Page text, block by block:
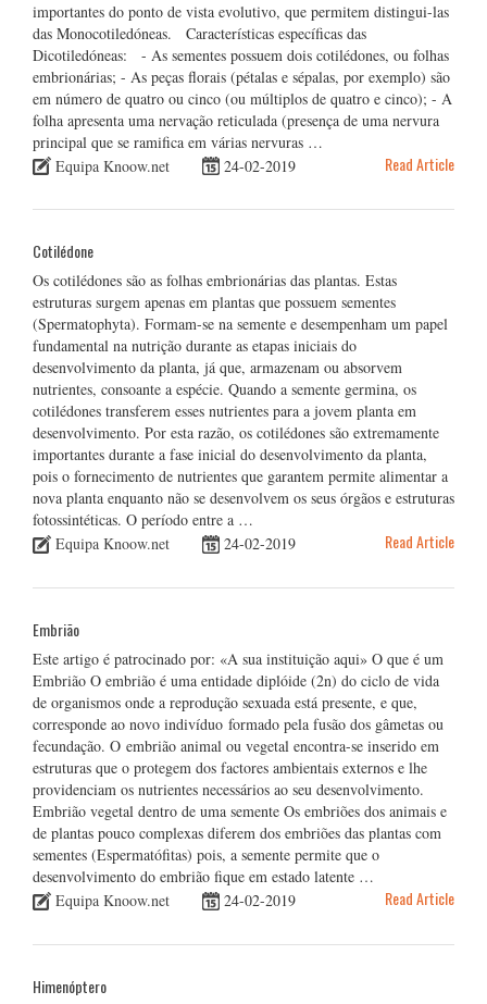
importantes do ponto de vista evolutivo, que permitem distingui-las
das Monocotiledóneas. Características específicas das
Dicotiledóneas: - As sementes possuem dois cotilédones, ou folhas
embrionárias; - As peças florais (pétalas e sépalas, por exemplo) são
em número de quatro ou cinco (ou múltiplos de quatro e cinco); - A
folha apresenta uma nervação reticulada (presença de uma nervura
principal que se ramifica em várias nervuras …
Equipa Knoow.net
24-02-2019 Read Article
Cotilédone
Os cotilédones são as folhas embrionárias das plantas. Estas
estruturas surgem apenas em plantas que possuem sementes
(Spermatophyta). Formam-se na semente e desempenham um papel
fundamental na nutrição durante as etapas iniciais do
desenvolvimento da planta, já que, armazenam ou absorvem
nutrientes, consoante a espécie. Quando a semente germina, os
cotilédones transferem esses nutrientes para a jovem planta em
desenvolvimento. Por esta razão, os cotilédones são extremamente
importantes durante a fase inicial do desenvolvimento da planta,
pois o fornecimento de nutrientes que garantem permite alimentar a
nova planta enquanto não se desenvolvem os seus órgãos e estruturas
fotossintéticas. O período entre a …
Equipa Knoow.net
24-02-2019 Read Article
Embrião
Este artigo é patrocinado por: «A sua instituição aqui» O que é um
Embrião O embrião é uma entidade diplóide (2n) do ciclo de vida
de organismos onde a reprodução sexuada está presente, e que,
corresponde ao novo indivíduo formado pela fusão dos gâmetas ou
fecundação. O embrião animal ou vegetal encontra-se inserido em
estruturas que o protegem dos factores ambientais externos e lhe
providenciam os nutrientes necessários ao seu desenvolvimento.
Embrião vegetal dentro de uma semente Os embriões dos animais e
de plantas pouco complexas diferem dos embriões das plantas com
sementes (Espermatófitas) pois, a semente permite que o
desenvolvimento do embrião fique em estado latente …
Equipa Knoow.net
24-02-2019 Read Article
Himenóptero